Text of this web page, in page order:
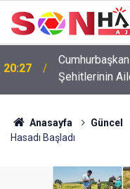
20:17 Ağustos
Anasayfa Güncel
Hasadı Başladı